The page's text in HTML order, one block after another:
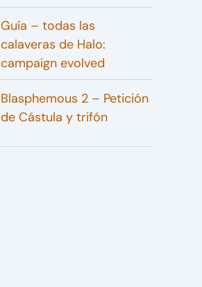
Guía – todas las
calaveras de Halo:
campaign evolved
Blasphemous 2 – Petición
de Cástula y trifón